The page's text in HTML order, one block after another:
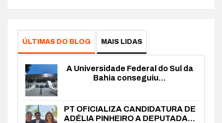
ÚLTIMAS DO BLOG MAIS LIDAS
A Universidade Federal do Sul da
Bahia conseguiu...
PT OFICIALIZA CANDIDATURA DE
ADÉLIA PINHEIRO A DEPUTADA...